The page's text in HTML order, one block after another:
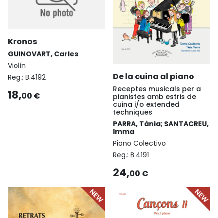
Kronos
GUINOVART, Carles
Violín
Reg.: B.4192
18,00 €
De la cuina al piano
Receptes musicals per a
pianistes amb estris de
cuina i/o extended
techniques
PARRA, Tània; SANTACREU,
Imma
Piano Colectivo
Reg.: B.4191
24,00 €